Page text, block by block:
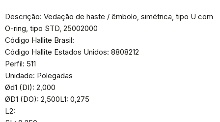
Descrição: Vedação de haste / êmbolo, simétrica, tipo U com
O-ring, tipo STD, 25002000
Código Hallite Brasil:
Código Hallite Estados Unidos: 8808212
Perfil: 511
Unidade: Polegadas
Ød1 (DI): 2,000
ØD1 (DO): 2,500L1: 0,275
L2: